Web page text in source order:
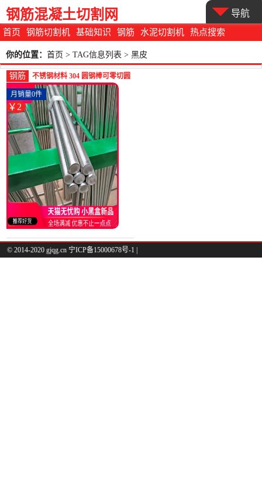
首页 钢筋切割机 基础知识 钢筋 水泥切割机 热点搜索
钢筋混凝土切割网 导航
你的位置： 首页 > TAG信息列表 > 黑皮
钢筋
不锈钢材料 304 圆钢棒可零切圆
条黑皮棒直条光圆-圆棒钢(迈威
五金专营店仅售1.88元)
￥2
月销量0件
© 2014-2020 gjqg.cn 宁ICP备15000678号-1 |